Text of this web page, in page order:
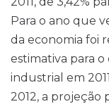
Para o ano que
da economia foi
estimativa para
industrial em
2012, a projeção